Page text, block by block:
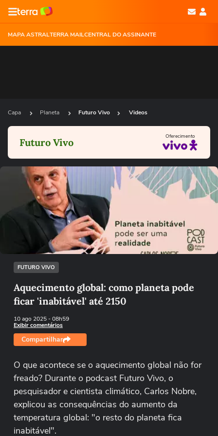
MAPA ASTRALTERRA MAILCENTRAL DO ASSINANTE
Capa Planeta Futuro Vivo Videos
Futuro Vivo Oferecimento
Não foi possível reproduzir o vídeo
Tentar novamente
FUTURO VIVO
Aquecimento global: como planeta pode
ficar 'inabitável' até 2150
10 ago 2025- 08h59
Exibir comentários
Compartilhar
O que acontece se o aquecimento global não for
freado? Durante o podcast Futuro Vivo, o
pesquisador e cientista climático, Carlos Nobre,
explicou as consequências do aumento da
temperatura global: "o resto do planeta fica
inabitável".